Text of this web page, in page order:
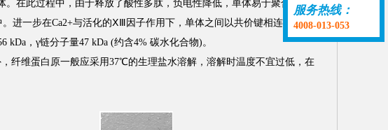
在此过程中，由于释放了酸性多肽，负电性降低，单体易于聚合成纤维
进一步在Ca2+与活化的ⅩⅢ因子作用下，单体之间以共价键相连，则变成
，γ链分子量47 kDa (约含4% 碳水化合物)。
纤维蛋白原一般应采用37℃的生理盐水溶解，溶解时温度不宜过低，在
服务热线：
4008-013-053